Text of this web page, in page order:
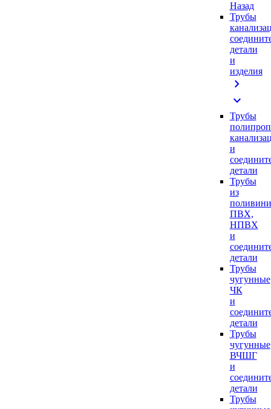
Назад
Трубы
детали
и
изделия
chevron_right
expand_more
Трубы
и
детали
Трубы
из
ПВХ,
НПВХ
и
детали
Трубы
чугунные
ЧК
и
детали
Трубы
чугунные
ВЧШГ
и
детали
Трубы